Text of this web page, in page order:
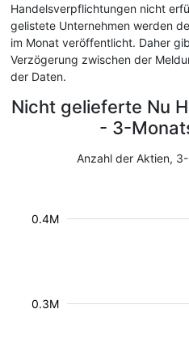
Handelsverpflichtungen nicht
gelistete Unternehmen werden
im Monat veröffentlicht. Daher
Verzögerung zwischen der
der Daten.
Nicht gelieferte Nu
- 3-
Anzahl der Aktien,
0.3M
0.4M